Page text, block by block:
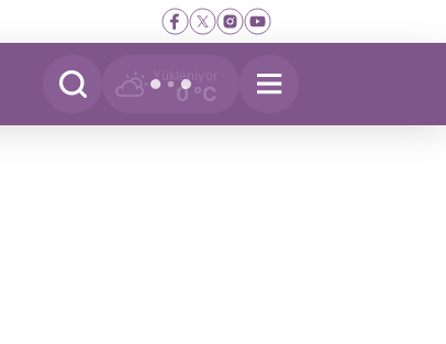
Yükleniyor
0 °C